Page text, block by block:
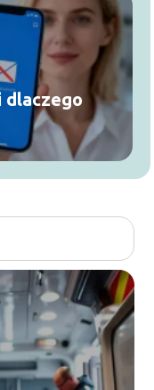
dlaczego